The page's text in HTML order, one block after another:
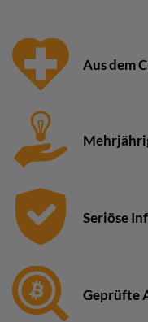
Aus dem
Seriöse
Geprüfte